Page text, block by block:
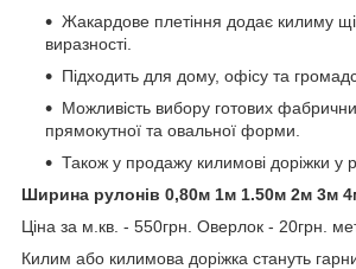
Жакардове плетіння додає килиму
виразності.
Підходить для дому, офісу та
Можливість вибору готових
прямокутної та овальної форми.
Також у продажу килимові доріжки у
Ширина рулонів 0,80м 1м 1.50м 2м 3м
Ціна за м.кв. - 550грн. Оверлок - 20грн.
Килим або килимова доріжка стануть